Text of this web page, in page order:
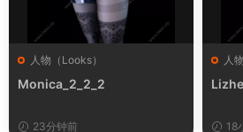
人物（Looks）
Monica_2_2_2
23分钟前
人
18